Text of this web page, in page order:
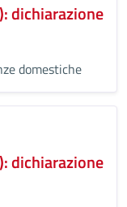
dichiarazione
domestiche
dichiarazione